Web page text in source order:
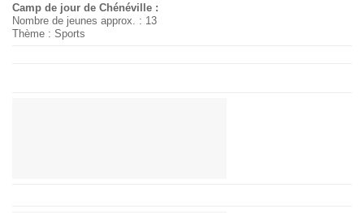
Camp de jour de Chénéville :
Nombre de jeunes approx. : 13
Thème : Sports